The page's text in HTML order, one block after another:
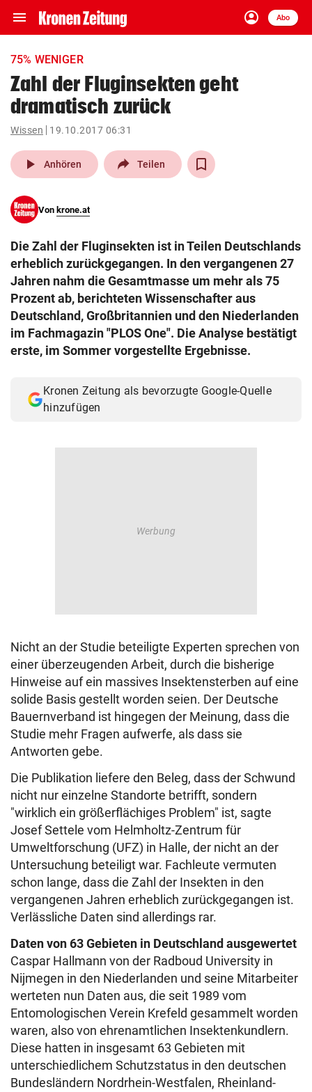
menu Navigation
ein-/ausklappen
account_circle
Anmelden
Abo
close Schließen
account_circle Anmelden
pin_drop
Wien arrow_right
search
eingeben
© Krone Multimedia GmbH & Co KG 2026
Muthgasse 2, 1190 Wien
75% WENIGER
Zahl der Fluginsekten geht
dramatisch zurück
Wissen 19.10.2017 06:31
play_arrow Anhören Teilen
Von krone.at
Die Zahl der Fluginsekten ist in Teilen Deutschlands
erheblich zurückgegangen. In den vergangenen 27
Jahren nahm die Gesamtmasse um mehr als 75
Prozent ab, berichteten Wissenschafter aus
Deutschland, Großbritannien und den Niederlanden
im Fachmagazin "PLOS One". Die Analyse bestätigt
erste, im Sommer vorgestellte Ergebnisse.
Kronen Zeitung als bevorzugte Google-Quelle
hinzufügen
Nicht an der Studie beteiligte Experten sprechen von
einer überzeugenden Arbeit, durch die bisherige
Hinweise auf ein massives Insektensterben auf eine
solide Basis gestellt worden seien. Der Deutsche
Bauernverband ist hingegen der Meinung, dass die
Studie mehr Fragen aufwerfe, als dass sie
Antworten gebe.
Die Publikation liefere den Beleg, dass der Schwund
nicht nur einzelne Standorte betrifft, sondern
"wirklich ein größerflächiges Problem" ist, sagte
Josef Settele vom Helmholtz-Zentrum für
Umweltforschung (UFZ) in Halle, der nicht an der
Untersuchung beteiligt war. Fachleute vermuten
schon lange, dass die Zahl der Insekten in den
vergangenen Jahren erheblich zurückgegangen ist.
Verlässliche Daten sind allerdings rar.
Daten von 63 Gebieten in Deutschland ausgewertet
Caspar Hallmann von der Radboud University in
Nijmegen in den Niederlanden und seine Mitarbeiter
werteten nun Daten aus, die seit 1989 vom
Entomologischen Verein Krefeld gesammelt worden
waren, also von ehrenamtlichen Insektenkundlern.
Diese hatten in insgesamt 63 Gebieten mit
unterschiedlichem Schutzstatus in den deutschen
Bundesländern Nordrhein-Westfalen, Rheinland-